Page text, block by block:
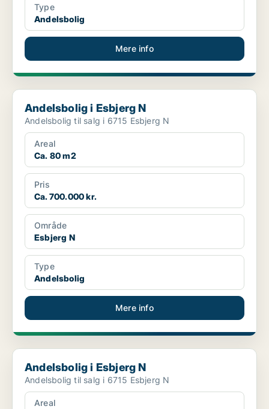
Type
Andelsbolig
Mere info
Andelsbolig i Esbjerg N
Andelsbolig i Esbjerg N
Andelsbolig til salg i 6715 Esbjerg N
Areal
Ca. 80 m2
Pris
Ca. 700.000 kr.
Område
Esbjerg N
Type
Andelsbolig
Mere info
Andelsbolig i Esbjerg N
Andelsbolig i Esbjerg N
Andelsbolig til salg i 6715 Esbjerg N
Areal